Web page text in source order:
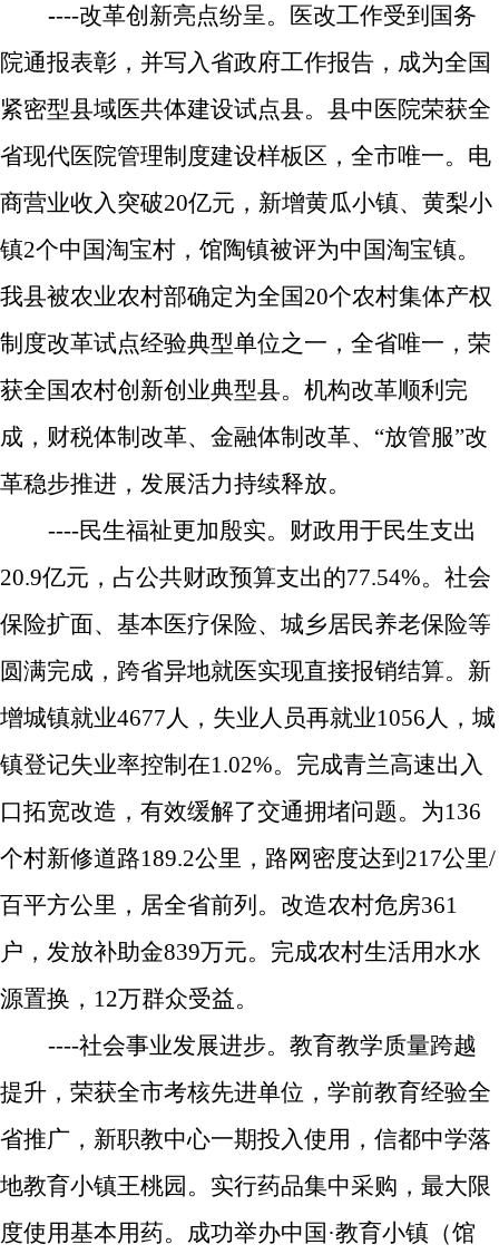
----改革创新亮点纷呈。 医改工作受到国务
院通报表彰，并写入省政府工作报告，成为全国
紧密型县域医共体建设试点县。县中医院荣获全
省现代医院管理制度建设样板区，全市唯一。电
商营业收入突破20亿元，新增黄瓜小镇、黄梨小
镇2个中国淘宝村，馆陶镇被评为中国淘宝镇。
我县被农业农村部确定为全国20个农村集体产权
制度改革试点经验典型单位之一，全省唯一，荣
获全国农村创新创业典型县。机构改革顺利完
成，财税体制改革、金融体制改革、“放管服”改
革稳步推进，发展活力持续释放。
----民生福祉更加殷实。 财政用于民生支出
20.9亿元，占公共财政预算支出的77.54%。 社会
保险扩面、基本医疗保险、城乡居民养老保险等
圆满完成，跨省异地就医实现直接报销结算。 新
增城镇就业4677人，失业人员再就业1056人，城
镇登记失业率控制在1.02%。完成青兰高速出入
口拓宽改造，有效缓解了交通拥堵问题。 为136
个村新修道路189.2公里， 路网密度达到 217公里/
百平方公里，居全省前列 。改造农村危房361
户，发放补助金839万元。完成农村生活用水水
源置换， 12万群众受益。
----社会事业发展进步。 教育教学质量跨越
提升，荣获全市考核先进单位，学前教育经验全
省推广，新职教中心一期投入使用，信都中学落
地教育小镇王桃园。实行药品集中采购，最大限
度使用基本用药。 成功举办中国·教育小镇（馆